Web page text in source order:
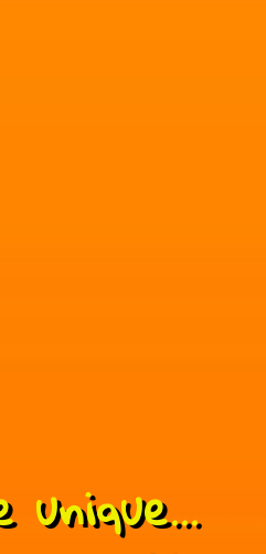
unique...